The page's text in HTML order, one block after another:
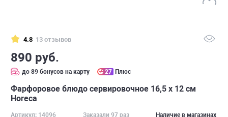
4.8 13 отзывов
890 руб.
до 89 бонусов на карту 27 Плюс
Фарфоровое блюдо сервировочное 16,5 х 12 см
Horeca
Артикул: 14096 Заказали 97 раз Наличие в магазинах